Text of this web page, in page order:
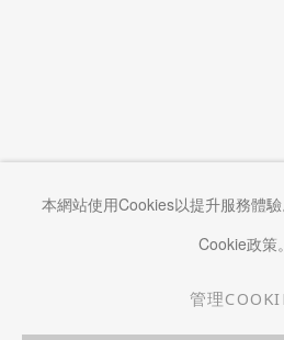
本網站使用Cookies以提升服務體
Cookie政策。
管理